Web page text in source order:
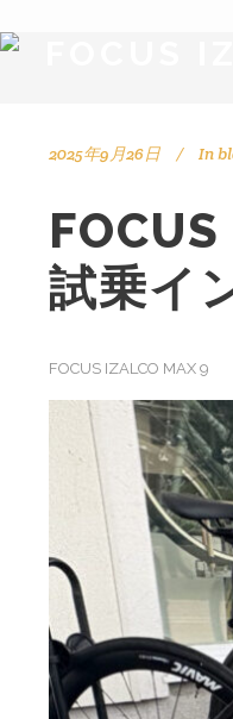
2025年9月26日 In
試乗イ
FOCUS IZALCO MAX 9